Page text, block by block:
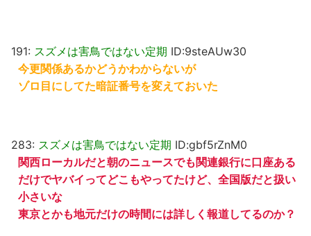
191: スズメは害鳥ではない定期 ID:9steAUw30
今更関係あるかどうかわからないが
ゾロ目にしてた暗証番号を変えておいた
283: スズメは害鳥ではない定期 ID:gbf5rZnM0
関西ローカルだと朝のニュースでも関連銀行に口座ある
だけでヤバイってどこもやってたけど、全国版だと扱い
小さいな
東京とかも地元だけの時間には詳しく報道してるのか？